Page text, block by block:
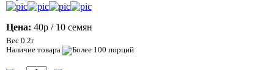
Цена: 40р / 10 семян
Вес 0.2г
Наличие товара